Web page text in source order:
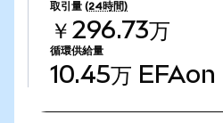
取引量 (24時間)
￥296.73万
循環供給量
10.45万 EFAon